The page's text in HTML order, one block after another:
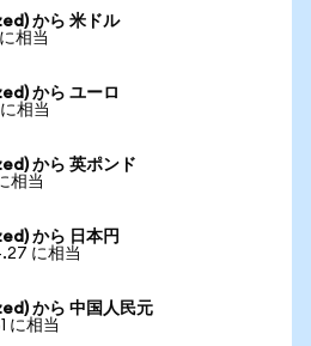
から 米ドル
相当
から ユーロ
相当
から 英ポンド
相当
から 日本円
に相当
から 中国人民元
に相当